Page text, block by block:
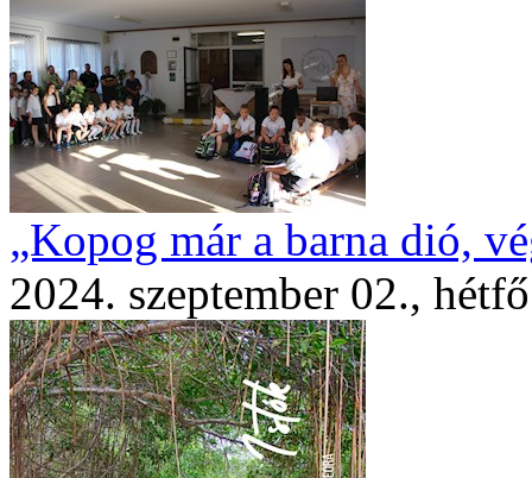
„Kopog már a barna dió,
2024. szeptember 02., hétfő